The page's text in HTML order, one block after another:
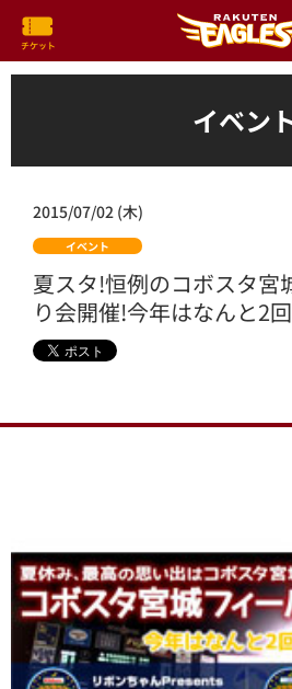
イベン
2015/07/02 (木)
イベント
夏スタ!恒例のコボスタ宮
り会開催!今年はなんと2